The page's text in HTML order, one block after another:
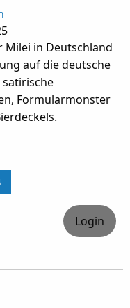
Milei in Deutschland
auf die deutsche
Formularmonster
Login